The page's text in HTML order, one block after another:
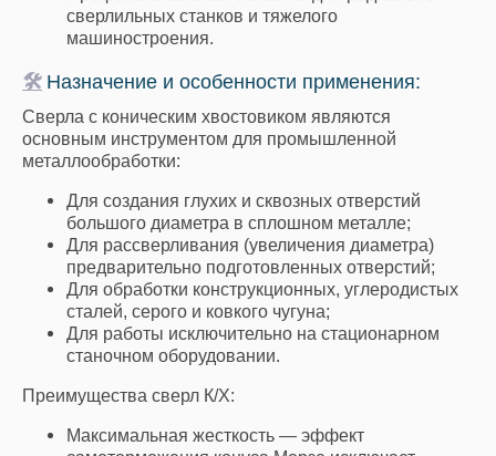
сверлильных станков и тяжелого
машиностроения.
🛠 Назначение и особенности применения:
Сверла с коническим хвостовиком являются
основным инструментом для промышленной
металлообработки:
Для создания глухих и сквозных отверстий
большого диаметра в сплошном металле;
Для рассверливания (увеличения диаметра)
предварительно подготовленных отверстий;
Для обработки конструкционных, углеродистых
сталей, серого и ковкого чугуна;
Для работы исключительно на стационарном
станочном оборудовании.
Преимущества сверл К/Х:
Максимальная жесткость — эффект